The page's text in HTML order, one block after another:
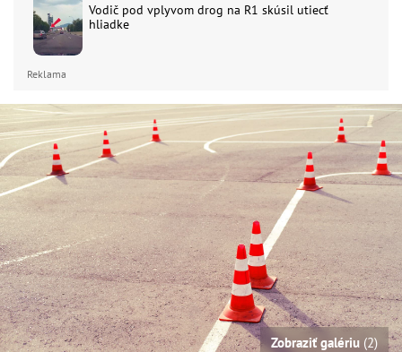
Vodič pod vplyvom drog na R1 skúsil utiecť
hliadke
Reklama
Zobraziť galériu (2)